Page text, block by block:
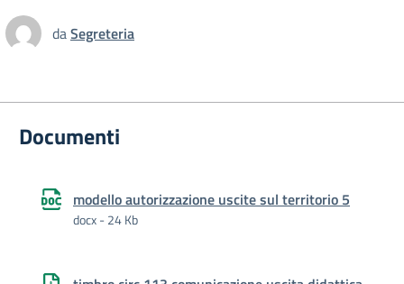
daSegreteria
Documenti
modello autorizzazione uscite sul territorio 5
docx - 24 Kb